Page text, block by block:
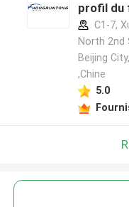
profil du
C1-7,
North 2nd
Beijing
,Chine
5.0